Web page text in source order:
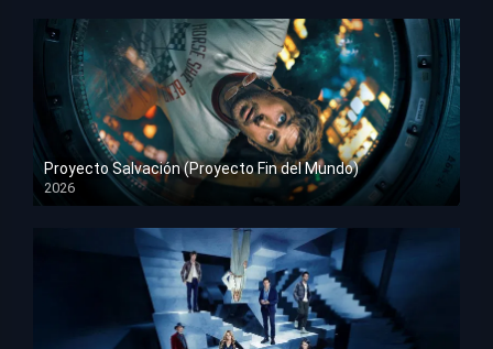
Proyecto Salvación (Proyecto Fin del Mundo)
2026
HD 1080p